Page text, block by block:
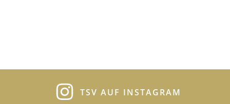
TSV AUF INSTAGRAM